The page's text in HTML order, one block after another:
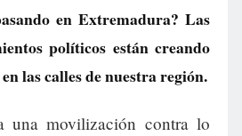
en Extremadura? Las
políticos están creando
las calles de nuestra región.
una movilización contra lo